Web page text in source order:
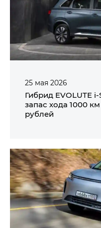
25 мая 2026
Гибрид EVOLUTE
запас хода 1000
рублей